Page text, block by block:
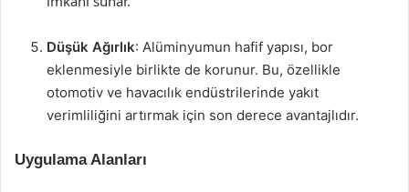
Düşük Ağırlık: Alüminyumun hafif yapısı, bor
eklenmesiyle birlikte de korunur. Bu, özellikle
otomotiv ve havacılık endüstrilerinde yakıt
verimliliğini artırmak için son derece avantajlıdır.
Uygulama Alanları